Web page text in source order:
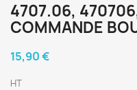
4707.06,
COMMANDE
15,90 €
HT